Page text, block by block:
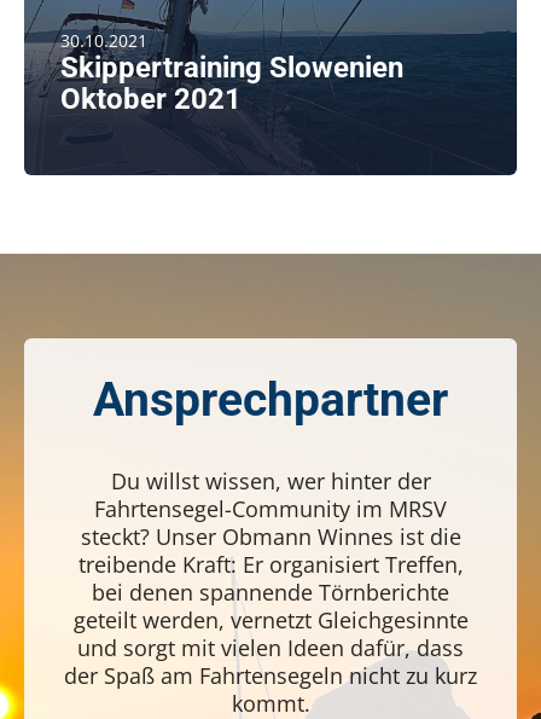
30.10.2021
Skippertraining Slowenien
Oktober 2021
Ansprechpartner
Du willst wissen, wer hinter der
Fahrtensegel-Community im MRSV
steckt? Unser Obmann Winnes ist die
treibende Kraft: Er organisiert Treffen,
bei denen spannende Törnberichte
geteilt werden, vernetzt Gleichgesinnte
und sorgt mit vielen Ideen dafür, dass
der Spaß am Fahrtensegeln nicht zu kurz
kommt.